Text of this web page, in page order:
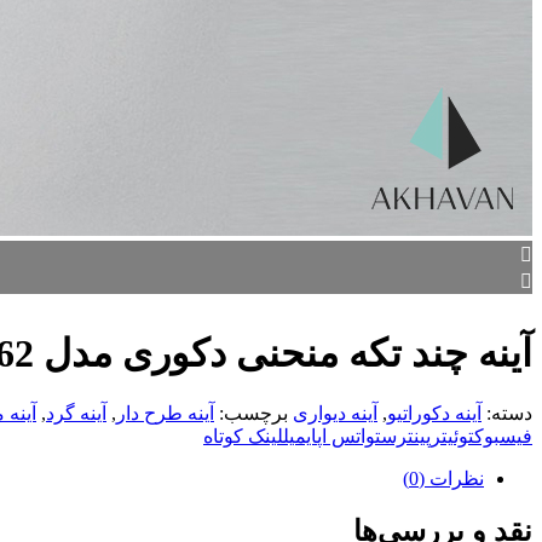
آینه چند تکه منحنی دکوری مدل D62
دسته: آینه دکوراتیو, آینه دیواری برچسب: آینه طرح دار , آینه گرد,
فیسبوکتوئیتر پینترستواتس اپایمیللینک کوتاه
نظرات (0)
نقد و بررسی‌ها